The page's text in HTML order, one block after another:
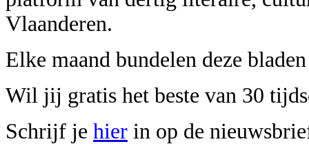
Vlaanderen.
Elke maand bundelen deze
Wil jij gratis het beste van 30
Schrijf je hier in op de